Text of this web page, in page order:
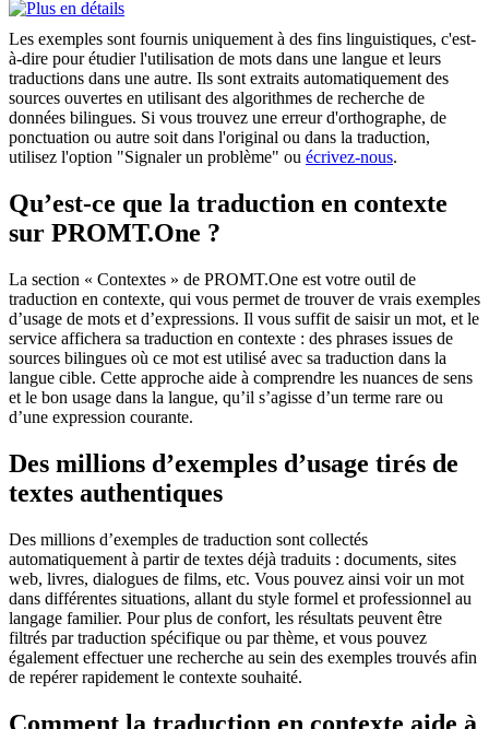
Les exemples sont fournis uniquement à des fins linguistiques, c'est-
à-dire pour étudier l'utilisation de mots dans une langue et leurs
traductions dans une autre. Ils sont extraits automatiquement des
sources ouvertes en utilisant des algorithmes de recherche de
données bilingues. Si vous trouvez une erreur d'orthographe, de
ponctuation ou autre soit dans l'original ou dans la traduction,
utilisez l'option "Signaler un problème" ou écrivez-nous.
Qu’est-ce que la traduction en contexte
sur PROMT.One ?
La section « Contextes » de PROMT.One est votre outil de
traduction en contexte, qui vous permet de trouver de vrais exemples
d’usage de mots et d’expressions. Il vous suffit de saisir un mot, et le
service affichera sa traduction en contexte : des phrases issues de
sources bilingues où ce mot est utilisé avec sa traduction dans la
langue cible. Cette approche aide à comprendre les nuances de sens
et le bon usage dans la langue, qu’il s’agisse d’un terme rare ou
d’une expression courante.
Des millions d’exemples d’usage tirés de
textes authentiques
Des millions d’exemples de traduction sont collectés
automatiquement à partir de textes déjà traduits : documents, sites
web, livres, dialogues de films, etc. Vous pouvez ainsi voir un mot
dans différentes situations, allant du style formel et professionnel au
langage familier. Pour plus de confort, les résultats peuvent être
filtrés par traduction spécifique ou par thème, et vous pouvez
également effectuer une recherche au sein des exemples trouvés afin
de repérer rapidement le contexte souhaité.